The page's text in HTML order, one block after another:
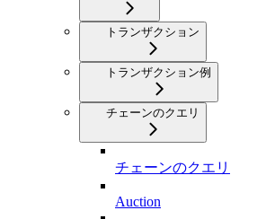
トランザクション
トランザクション例
チェーンのクエリ
チェーンのクエリ
Auction